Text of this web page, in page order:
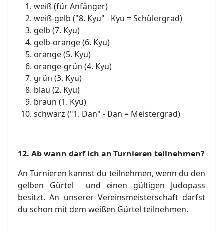
weiß (für Anfänger)
weiß-gelb ("8. Kyu" - Kyu = Schülergrad)
gelb (7. Kyu)
gelb-orange (6. Kyu)
orange (5. Kyu)
orange-grün (4. Kyu)
grün (3. Kyu)
blau (2. Kyu)
braun (1. Kyu)
schwarz ("1. Dan" - Dan = Meistergrad)
12. Ab wann darf ich an Turnieren teilnehmen?
An Turnieren kannst du teilnehmen, wenn du den
gelben Gürtel und einen gültigen Judopass
besitzt. An unserer Vereinsmeisterschaft darfst
du schon mit dem weißen Gürtel teilnehmen.